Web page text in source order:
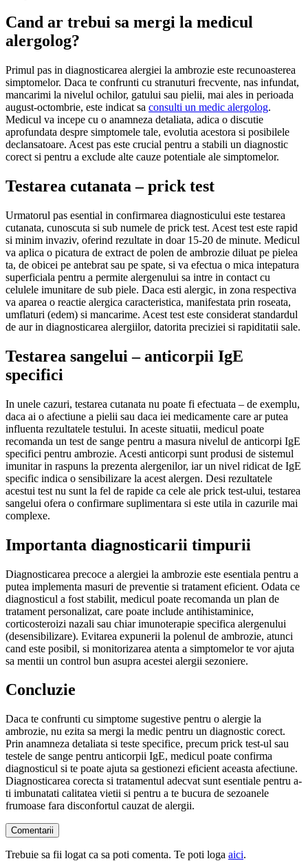
Cand ar trebui sa mergi la medicul
alergolog?
Primul pas in diagnosticarea alergiei la ambrozie este recunoasterea
simptomelor. Daca te confrunti cu stranuturi frecvente, nas infundat,
mancarimi la nivelul ochilor, gatului sau pielii, mai ales in perioada
august-octombrie, este indicat sa consulti un medic alergolog.
Medicul va incepe cu o anamneza detaliata, adica o discutie
aprofundata despre simptomele tale, evolutia acestora si posibilele
declansatoare. Acest pas este crucial pentru a stabili un diagnostic
corect si pentru a exclude alte cauze potentiale ale simptomelor.
Testarea cutanata – prick test
Urmatorul pas esential in confirmarea diagnosticului este testarea
cutanata, cunoscuta si sub numele de prick test. Acest test este rapid
si minim invaziv, oferind rezultate in doar 15-20 de minute. Medicul
va aplica o picatura de extract de polen de ambrozie diluat pe pielea
ta, de obicei pe antebrat sau pe spate, si va efectua o mica intepatura
superficiala pentru a permite alergenului sa intre in contact cu
celulele imunitare de sub piele. Daca esti alergic, in zona respectiva
va aparea o reactie alergica caracteristica, manifestata prin roseata,
umflaturi (edem) si mancarime. Acest test este considerat standardul
de aur in diagnosticarea alergiilor, datorita preciziei si rapiditatii sale.
Testarea sangelui – anticorpii IgE
specifici
In unele cazuri, testarea cutanata nu poate fi efectuata – de exemplu,
daca ai o afectiune a pielii sau daca iei medicamente care ar putea
influenta rezultatele testului. In aceste situatii, medicul poate
recomanda un test de sange pentru a masura nivelul de anticorpi IgE
specifici pentru ambrozie. Acesti anticorpi sunt produsi de sistemul
imunitar in raspuns la prezenta alergenilor, iar un nivel ridicat de IgE
specific indica o sensibilizare la acest alergen. Desi rezultatele
acestui test nu sunt la fel de rapide ca cele ale prick test-ului, testarea
sangelui ofera o confirmare suplimentara si este utila in cazurile mai
complexe.
Importanta diagnosticarii timpurii
Diagnosticarea precoce a alergiei la ambrozie este esentiala pentru a
putea implementa masuri de preventie si tratament eficient. Odata ce
diagnosticul a fost stabilit, medicul poate recomanda un plan de
tratament personalizat, care poate include antihistaminice,
corticosteroizi nazali sau chiar imunoterapie specifica alergenului
(desensibilizare). Evitarea expunerii la polenul de ambrozie, atunci
cand este posibil, si monitorizarea atenta a simptomelor te vor ajuta
sa mentii un control bun asupra acestei alergii sezoniere.
Concluzie
Daca te confrunti cu simptome sugestive pentru o alergie la
ambrozie, nu ezita sa mergi la medic pentru un diagnostic corect.
Prin anamneza detaliata si teste specifice, precum prick test-ul sau
testele de sange pentru anticorpii IgE, medicul poate confirma
diagnosticul si te poate ajuta sa gestionezi eficient aceasta afectiune.
Diagnosticarea corecta si tratamentul adecvat sunt esentiale pentru a-
ti imbunatati calitatea vietii si pentru a te bucura de sezoanele
frumoase fara disconfortul cauzat de alergii.
Comentarii
Trebuie sa fii logat ca sa poti comenta. Te poti loga aici.